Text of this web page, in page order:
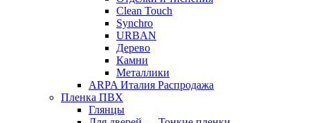
Clean Touch
Synchro
URBAN
Дерево
Камни
Металлики
ARPA Италия Распродажа
Пленка ПВХ
Глянцы